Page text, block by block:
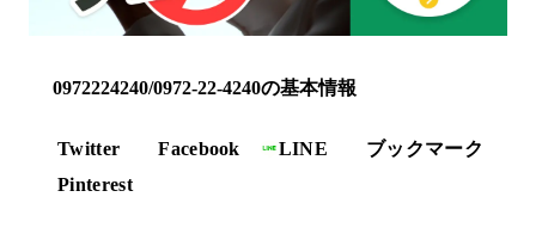
0972224240/0972-22-4240の基本情報
Twitter Facebook LINE
ブックマーク
Pinterest